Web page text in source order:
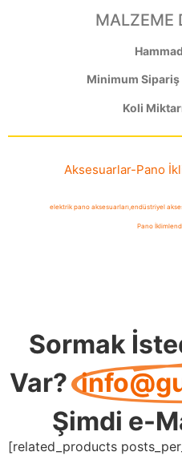
MALZEME
Minimum Sipariş
Koli
Aksesuarlar-Pano
elektrik pano aksesuarları,endüstriyel
Pano
Sormak
Var?
Şimdi e-
[related_products